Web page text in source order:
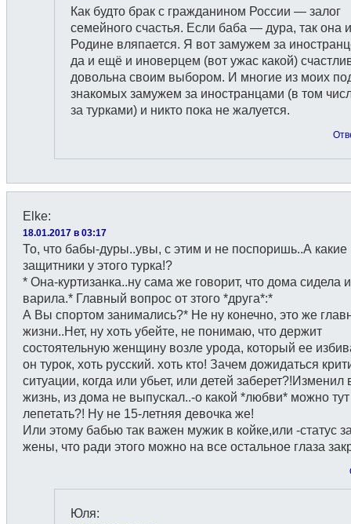
Как будто брак с гражданином России — залог
семейного счастья. Если баба — дура, так она
Родине вляпается. Я вот замужем за
да и ещё и иноверцем (вот ужас какой)
довольна своим выбором. И многие из моих
знакомых замужем за иностранцами (в том
за турками) и никто пока не жалуется.
Elke:
18.01.2017 в 03:17
То, что бабы-дуры..увы, с этим и не поспоришь..А какие
защитники у этого турка!?
* Она-куртизанка..ну сама же говорит, что дома сидела
варила.* Главный вопрос от зтого *друга*:*
А Вы спортом занимались?* Не ну конечно, это же
жизни..Нет, ну хоть убейте, не понимаю, что держит
состоятельную женщину возле урода, который ее
он турок, хоть русский. хоть кто! Зачем дожидаться
ситуации, когда или убьет, или детей заберет?!Изменил
жизнь, из дома не выпускал..-о какой *любви* можно тут
лепетать?! Ну не 15-летняя девочка же!
Или этому бабью так важен мужик в койке,или -статус
жены, что ради этого можно на все остальное глаза
Юля: